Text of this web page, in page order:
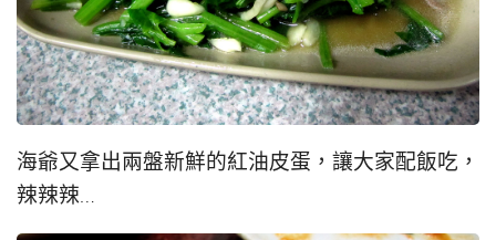
海爺又拿出兩盤新鮮的紅油皮蛋，讓大家配飯吃，
辣辣辣…